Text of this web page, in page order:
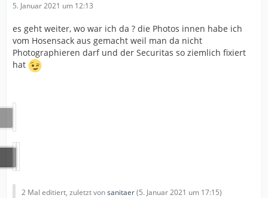
5. Januar 2021 um 12:13
es geht weiter, wo war ich da ? die Photos innen habe ich
vom Hosensack aus gemacht weil man da nicht
Photographieren darf und der Securitas so ziemlich fixiert
hat
2 Mal editiert, zuletzt vonsanitaer(5. Januar 2021 um 17:15)